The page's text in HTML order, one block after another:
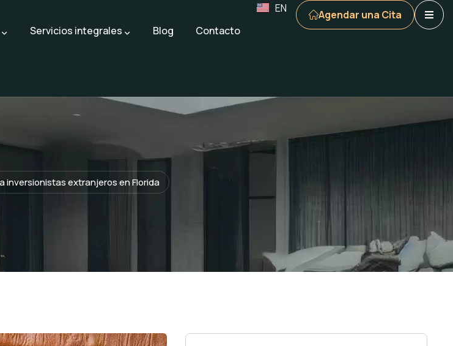
Servicios integrales Blog Contacto
EN
Agendar una Cita
inversionistas extranjeros en Florida